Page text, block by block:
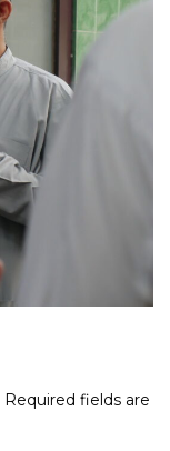
Required fields are